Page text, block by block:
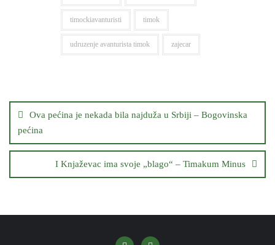
timockiavanturisti timok
udruzenje avanturista timok zajecar
чланка
Ova pećina je nekada bila najduža u Srbiji – Bogovinska
pećina
I Knjaževac ima svoje „blago“ – Timakum Minus